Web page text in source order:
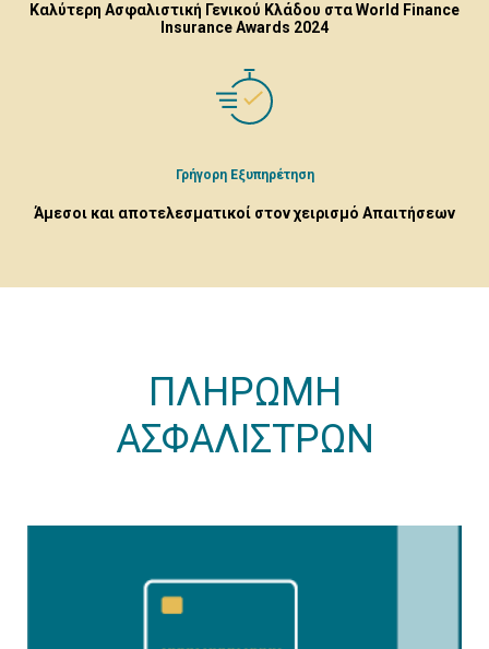
Καλύτερη Ασφαλιστική Γενικού Κλάδου στα World Finance
Insurance Awards 2024
Γρήγορη Εξυπηρέτηση
Άμεσοι και αποτελεσματικοί στον χειρισμό Απαιτήσεων
ΠΛΗΡΩΜΗ
ΑΣΦΑΛΙΣΤΡΩΝ